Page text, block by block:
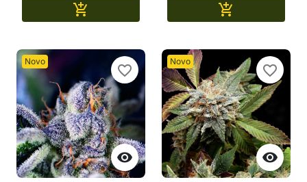
 
Novo

favorite_border
Novo

favorite_border